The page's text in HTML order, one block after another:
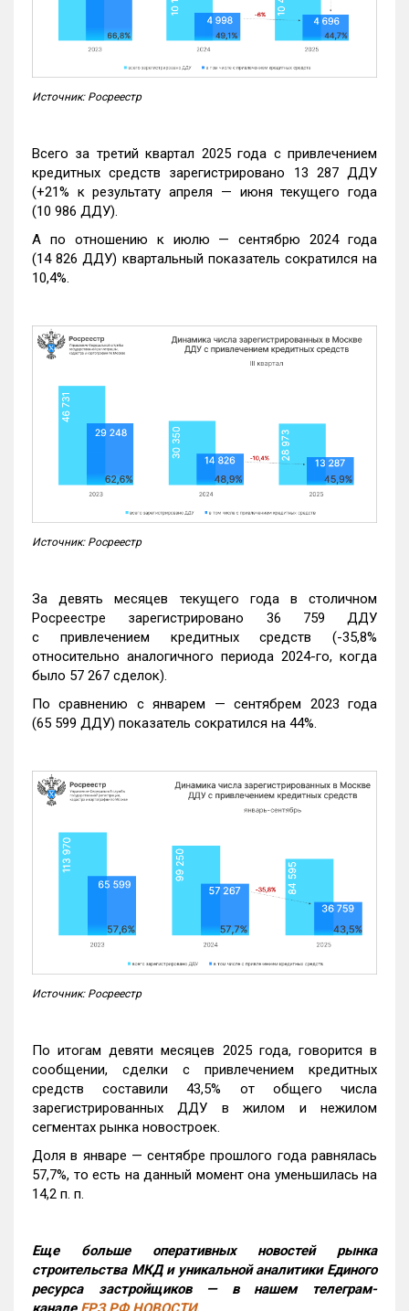
Источник: Росреестр
Всего за третий квартал 2025 года с привлечением
кредитных средств зарегистрировано 13 287 ДДУ
(+21% к результату апреля — июня текущего года
(10 986 ДДУ).
А по отношению к июлю — сентябрю 2024 года
(14 826 ДДУ) квартальный показатель сократился на
10,4%.
Источник: Росреестр
За девять месяцев текущего года в столичном
Росреестре зарегистрировано 36 759 ДДУ
с привлечением кредитных средств (-35,8%
относительно аналогичного периода 2024-го, когда
было 57 267 сделок).
По сравнению с январем — сентябрем 2023 года
(65 599 ДДУ) показатель сократился на 44%.
Источник: Росреестр
По итогам девяти месяцев 2025 года, говорится в
сообщении, сделки с привлечением кредитных
средств составили 43,5% от общего числа
зарегистрированных ДДУ в жилом и нежилом
сегментах рынка новостроек.
Доля в январе — сентябре прошлого года равнялась
57,7%, то есть на данный момент она уменьшилась на
14,2 п. п.
Еще больше оперативных новостей рынка
строительства МКД и уникальной аналитики Единого
ресурса застройщиков — в нашем телеграм-